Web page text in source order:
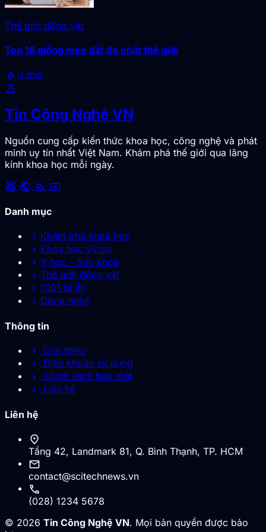
Thế giới động vật
Top 18 giống mèo đắt đỏ nhất thế giới
bolt 1 min
science
Tin Công Nghệ VN
Nguồn cung cấp kiến thức khoa học, công nghệ và phát
minh uy tín nhất Việt Nam. Khám phá thế giới qua lăng
kính khoa học mỗi ngày.
social_leaderboard public rss_feed smart_display
Danh mục
chevron_right Khám phá khoa học
chevron_right Khoa học vũ trụ
chevron_right Y học - Sức khỏe
chevron_right Thế giới động vật
chevron_right 1001 bí ẩn
chevron_right Công nghệ
Thông tin
chevron_right Giới thiệu
chevron_right Điều khoản sử dụng
chevron_right Chính sách bảo mật
chevron_right Liên hệ
Liên hệ
location_on
Tầng 42, Landmark 81, Q. Bình Thạnh, TP. HCM
mail
contact@scitechnews.vn
call
(028) 1234 5678
© 2026 Tin Công Nghệ VN. Mọi bản quyền được bảo